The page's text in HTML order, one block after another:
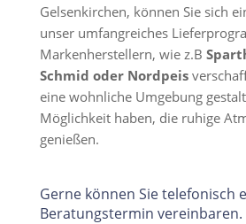
Gelsenkirchen, können Sie sich
unser umfangreiches
Markenherstellern, wie z.B
Schmid oder Nordpeis
eine wohnliche Umgebung
Möglichkeit haben, die ruhige
genießen.
Gerne können Sie telefonisch
Beratungstermin vereinbaren.